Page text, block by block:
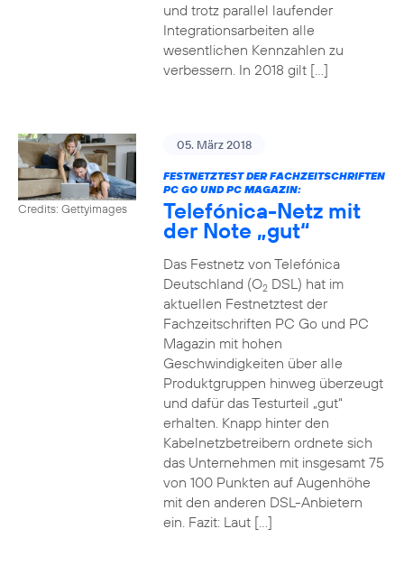
und trotz parallel laufender
Integrationsarbeiten alle
wesentlichen Kennzahlen zu
verbessern. In 2018 gilt […]
Credits: Gettyimages
05. März 2018
FESTNETZTEST DER FACHZEITSCHRIFTEN
PC GO UND PC MAGAZIN:
Telefónica-Netz mit
der Note „gut“
Das Festnetz von Telefónica
Deutschland (O2DSL) hat im
aktuellen Festnetztest der
Fachzeitschriften PC Go und PC
Magazin mit hohen
Geschwindigkeiten über alle
Produktgruppen hinweg überzeugt
und dafür das Testurteil „gut“
erhalten. Knapp hinter den
Kabelnetzbetreibern ordnete sich
das Unternehmen mit insgesamt 75
von 100 Punkten auf Augenhöhe
mit den anderen DSL-Anbietern
ein. Fazit: Laut […]